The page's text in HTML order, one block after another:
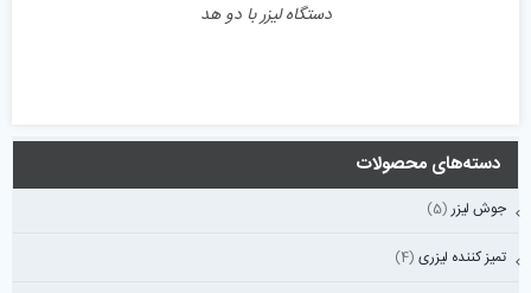
دستگاه لیزر با دو هد
دسته‌های محصولات
جوش لیزر (5)
تمیز کننده لیزری (4)